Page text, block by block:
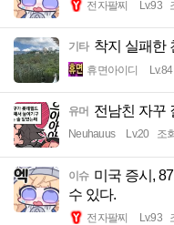
전자팔찌 Lv.93
기타 착지 실패한
휴면아이디 Lv.84
유머 전남친 자꾸
Neuhauus Lv.20 조
이슈 미국 증시,
수 있다.
전자팔찌 Lv.93